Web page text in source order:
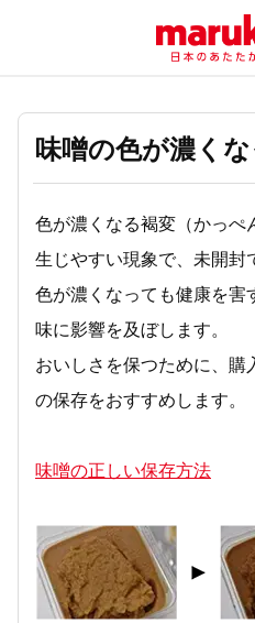
味噌の色が濃く
色が濃くなる褐変（かっ
生じやすい現象で、未開封
色が濃くなっても健康を
味に影響を及ぼします。
おいしさを保つために、
の保存をおすすめします。
味噌の正しい保存方法